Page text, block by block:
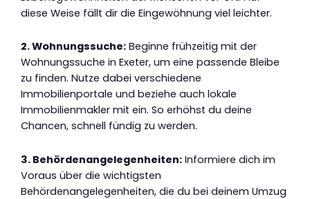
diese Weise fällt dir die Eingewöhnung viel leichter.
2. Wohnungssuche: Beginne frühzeitig mit der
Wohnungssuche in Exeter, um eine passende Bleibe
zu finden. Nutze dabei verschiedene
Immobilienportale und beziehe auch lokale
Immobilienmakler mit ein. So erhöhst du deine
Chancen, schnell fündig zu werden.
3. Behördenangelegenheiten: Informiere dich im
Voraus über die wichtigsten
Behördenangelegenheiten, die du bei deinem Umzug